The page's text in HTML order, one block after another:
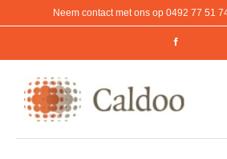
Neem contact met ons op 0492 77 51